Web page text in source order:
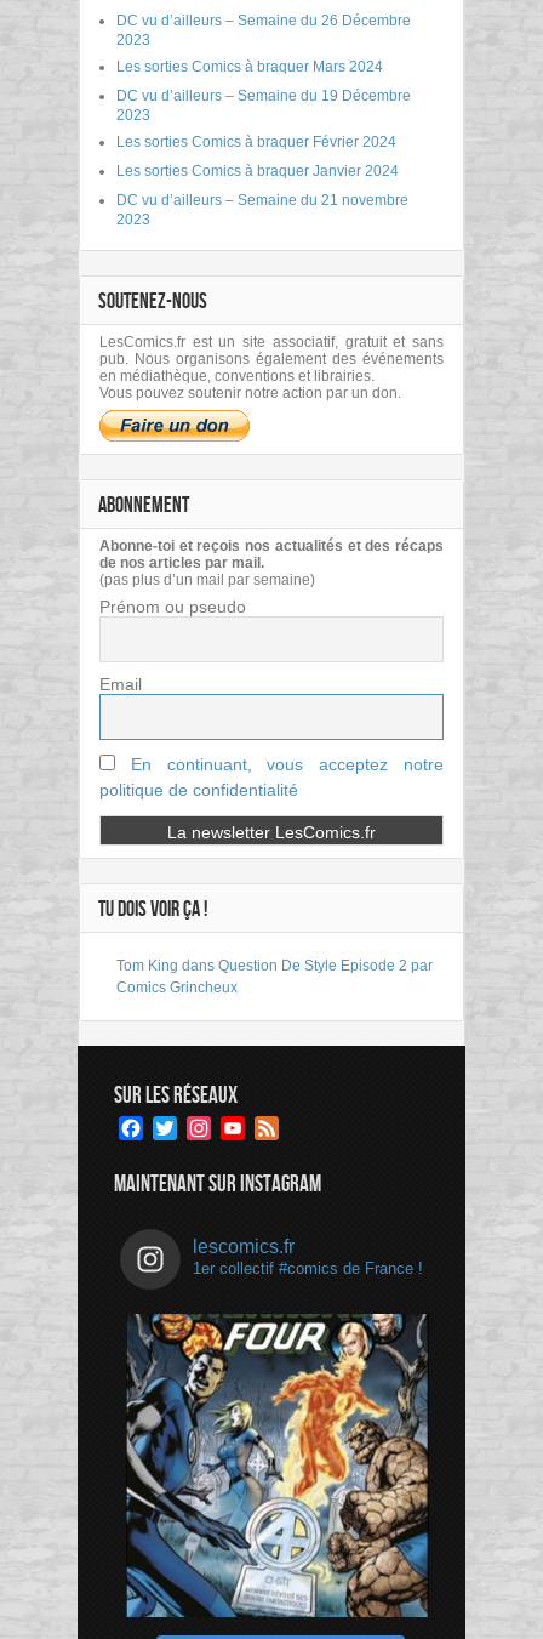
DC vu d’ailleurs – Semaine du 26 Décembre
2023
Les sorties Comics à braquer Mars 2024
DC vu d’ailleurs – Semaine du 19 Décembre
2023
Les sorties Comics à braquer Février 2024
Les sorties Comics à braquer Janvier 2024
DC vu d’ailleurs – Semaine du 21 novembre
2023
SOUTENEZ-NOUS
LesComics.fr est un site associatif, gratuit et sans
pub. Nous organisons également des événements
en médiathèque, conventions et librairies.
Vous pouvez soutenir notre action par un don.
ABONNEMENT
Abonne-toi et reçois nos actualités et des récaps
de nos articles par mail.
(pas plus d’un mail par semaine)
Prénom ou pseudo
Email
En continuant, vous acceptez notre
politique de confidentialité
TU DOIS VOIR ÇA !
Tom King dans Question De Style Episode 2 par
Comics Grincheux
SUR LES RÉSEAUX
Facebook
TwitterInstagramYouTube
MAINTENANT SUR INSTAGRAM
lescomics.fr
1er collectif #comics de France !